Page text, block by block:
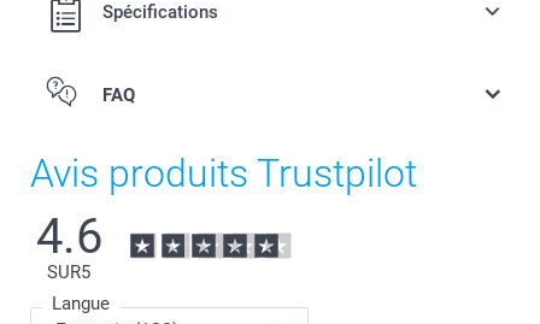
Spécifications
FAQ
Avis produits Trustpilot
4.6
SUR5
Langue